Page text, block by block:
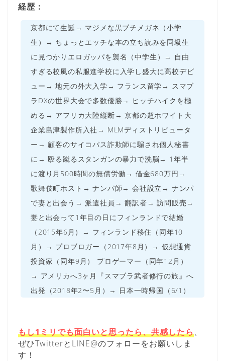
経歴：
京都にて生誕→ マジメな黒ブチメガネ（小学
生）→ ちょっとエッチな本の立ち読みを同級生
に見つかりエロガッパを襲名（中学生）→ 自由
すぎる校風の私服進学校に入学し盛大に高校デビ
ュー→ 地元の外大入学→ フランス留学→ スマブ
ラDXの世界大会で多数優勝→ ヒッチハイクを極
める→ アフリカ大陸縦断→ 京都の超ホワイト大
企業島津製作所入社→ MLMディストリビュータ
ー→ 顧客のサイコパス詐欺師に騙され個人秘書
に→ 殴る蹴るスタンガンの暴力で洗脳→ 1年半
に渡り月500時間の無償労働→ 借金680万円→
歌舞伎町ホスト→ ナンパ師→ 会社設立→ ナンパ
で妻と出会う→ 派遣社員→ 翻訳者→ 訪問販売→
妻と出会って1年目の日にフィンランドで結婚
（2015年6月）→ フィンランド移住（同年10
月）→ プロブロガー（2017年8月）→ 仮想通貨
投資家（同年9月） プロゲーマー（同年12月）
→ アメリカへ3ヶ月『スマブラ武者修行の旅』へ
出発（2018年2〜5月）→ 日本一時帰国（6/1）
もし1ミリでも面白いと思ったら、共感したら、
ぜひTwitterとLINE@のフォローをお願いしま
す！